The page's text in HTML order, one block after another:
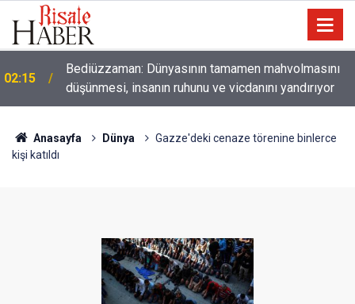
01:45 Paçalarını yerde sürünmeyecek şekilde yukarıda tut
Anasayfa Dünya
Gazze'deki cenaze törenine binlerce
kişi katıldı